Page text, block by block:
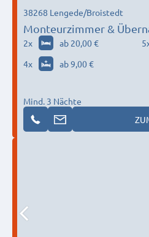
38268 Lengede/Broistedt
2x ab 20,00 € 5
4x ab 9,00 €
Mind. 3 Nächte